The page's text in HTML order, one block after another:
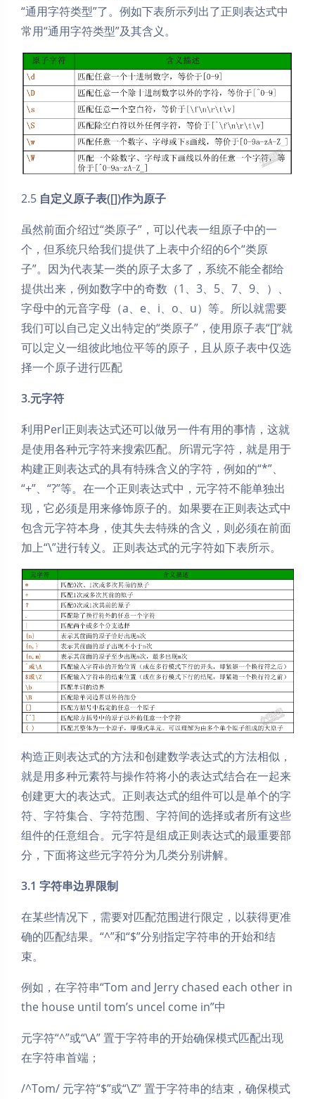
“通用字符类型”了。例如下表所示列出了正则表达式中
常用“通用字符类型”及其含义。
2.5 自定义原子表([])作为原子
虽然前面介绍过“类原子”，可以代表一组原子中的一
个，但系统只给我们提供了上表中介绍的6个“类原
子”。因为代表某一类的原子太多了，系统不能全都给
提供出来，例如数字中的奇数（1、3、5、7、9、）、
字母中的元音字母（a、e、i、o、u）等。所以就需要
我们可以自己定义出特定的“类原子”，使用原子表“[]”就
可以定义一组彼此地位平等的原子，且从原子表中仅选
择一个原子进行匹配
3.元字符
利用Perl正则表达式还可以做另一件有用的事情，这就
是使用各种元字符来搜索匹配。所谓元字符，就是用于
构建正则表达式的具有特殊含义的字符，例如的“*”、
“+”、“?”等。在一个正则表达式中，元字符不能单独出
现，它必须是用来修饰原子的。如果要在正则表达式中
包含元字符本身，使其失去特殊的含义，则必须在前面
加上“\”进行转义。正则表达式的元字符如下表所示。
构造正则表达式的方法和创建数学表达式的方法相似，
就是用多种元素符与操作符将小的表达式结合在一起来
创建更大的表达式。正则表达式的组件可以是单个的字
符、字符集合、字符范围、字符间的选择或者所有这些
组件的任意组合。元字符是组成正则表达式的最重要部
分，下面将这些元字符分为几类分别讲解。
3.1 字符串边界限制
在某些情况下，需要对匹配范围进行限定，以获得更准
确的匹配结果。“^”和“$”分别指定字符串的开始和结
束。
例如，在字符串“Tom and Jerry chased each other in
the house until tom’s uncel come in”中
元字符“^”或“\A” 置于字符串的开始确保模式匹配出现
在字符串首端；
/^Tom/ 元字符“$”或“\Z” 置于字符串的结束，确保模式